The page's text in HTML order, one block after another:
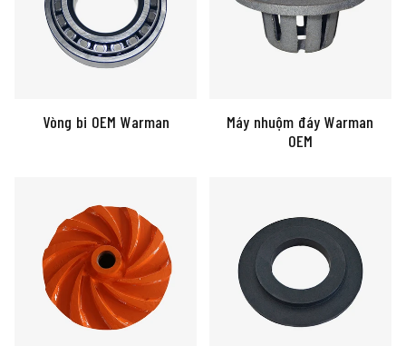
Vòng bi OEM Warman
Máy nhuộm đáy Warman
OEM